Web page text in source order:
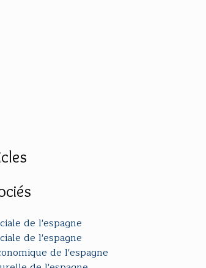
de l'espagne
de l'espagne
de l'espagne